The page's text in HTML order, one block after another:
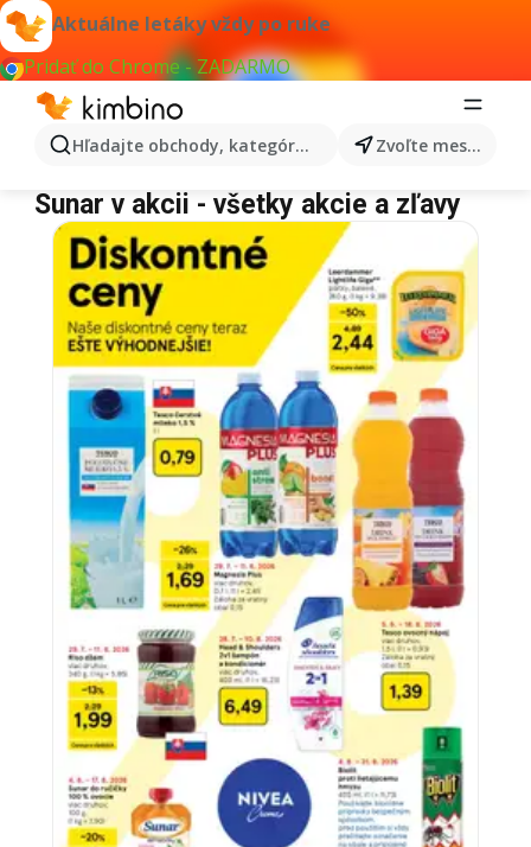
Aktuálne letáky vždy po ruke
Pridať do Chrome - ZADARMO
Hľadajte obchody, kategórie, produkty... Zvoľte mesto
Sunar
Sunar v akcii - všetky akcie a zľavy